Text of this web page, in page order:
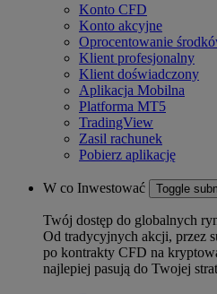
Konto CFD
Konto akcyjne
Oprocentowanie
Klient profesjonalny
Klient doświadczony
Aplikacja Mobilna
Platforma MT5
TradingView
Zasil rachunek
Pobierz aplikację
W co Inwestować Toggle
Twój dostęp do globalnych
Od tradycyjnych akcji, przez
po kontrakty CFD na
najlepiej pasują do Twojej